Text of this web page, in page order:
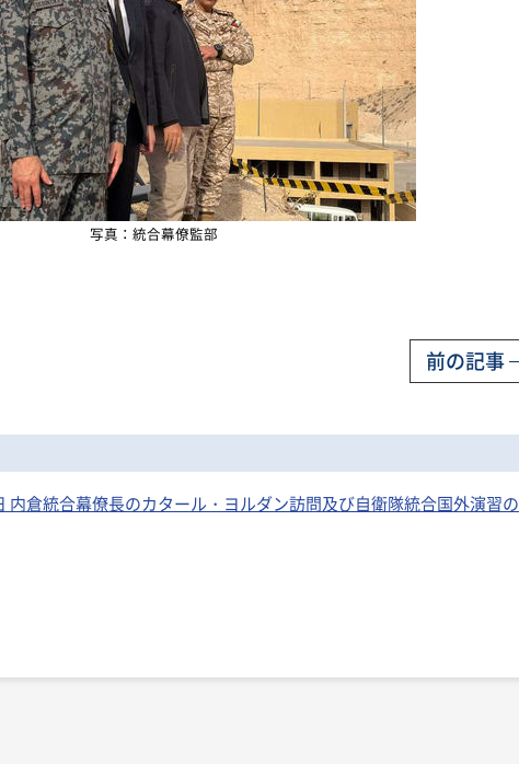
写真：統合幕僚監部
前の記事
内倉統合幕僚長のカタール・ヨルダン訪問及び自衛隊統合国外演習の